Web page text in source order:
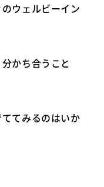
ウェルビーイン
かち合うこと
てみるのはいか